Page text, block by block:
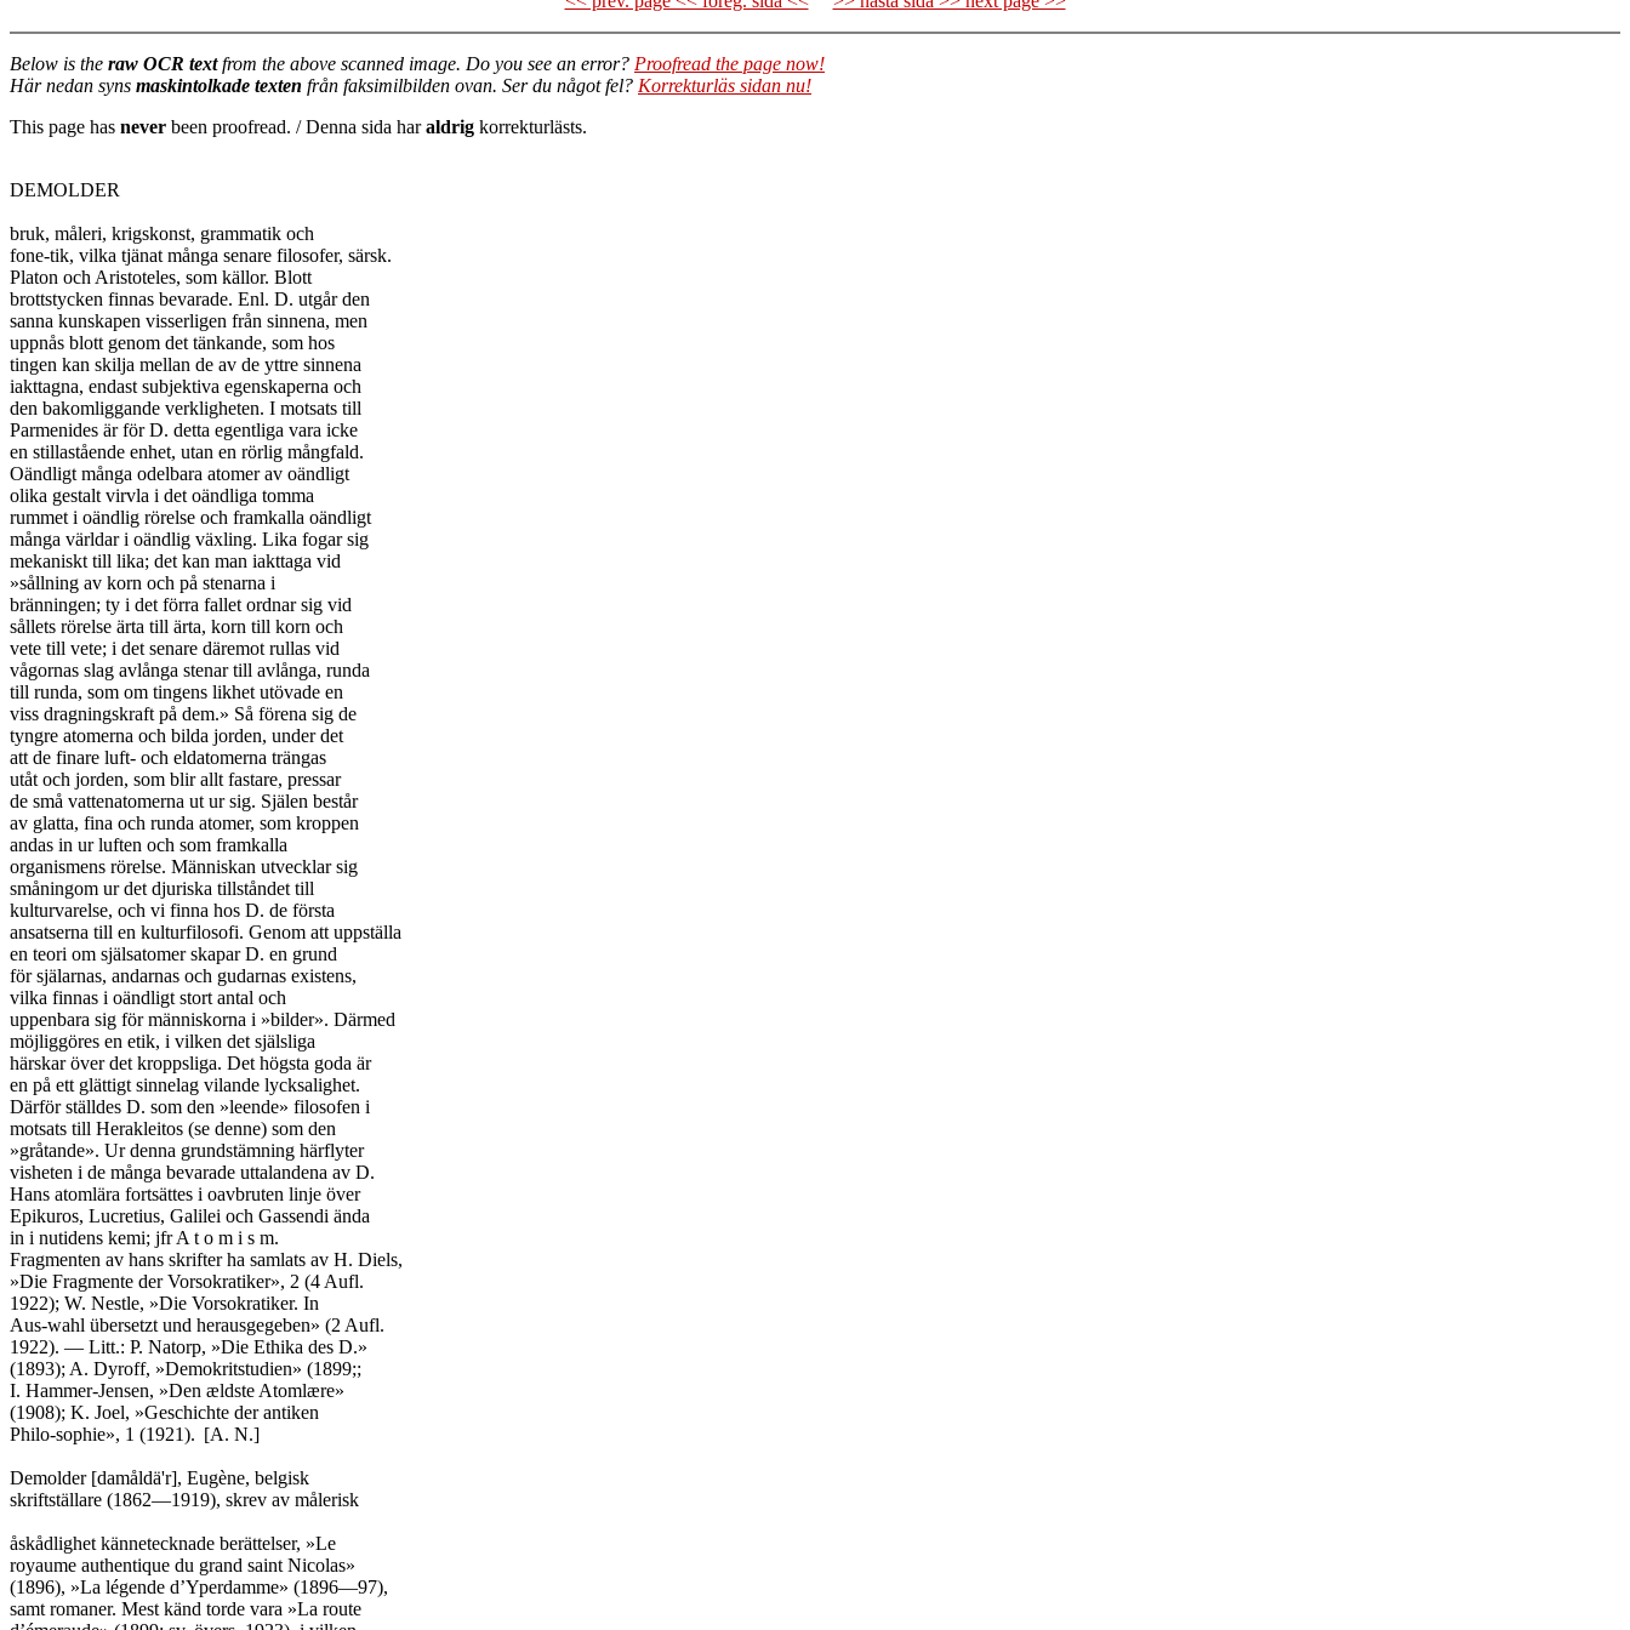
Below is the raw OCR textfrom the above scanned image. Do you see an error? Proofread the page now!
Här nedan syns maskintolkade texten från faksimilbilden ovan. Ser du något fel? Korrekturläs sidan nu!
This page has never been proofread. / Denna sida haraldrig korrekturlästs.
DEMOLDER
bruk, måleri, krigskonst, grammatik och
fone-tik, vilka tjänat många senare filosofer, särsk.
Platon och Aristoteles, som källor. Blott
brottstycken finnas bevarade. Enl. D. utgår den
sanna kunskapen visserligen från sinnena, men
uppnås blott genom det tänkande, som hos
tingen kan skilja mellan de av de yttre sinnena
iakttagna, endast subjektiva egenskaperna och
den bakomliggande verkligheten. I motsats till
Parmenides är för D. detta egentliga vara icke
en stillastående enhet, utan en rörlig mångfald.
Oändligt många odelbara atomer av oändligt
olika gestalt virvla i det oändliga tomma
rummet i oändlig rörelse och framkalla oändligt
många världar i oändlig växling. Lika fogar sig
mekaniskt till lika; det kan man iakttaga vid
»sållning av korn och på stenarna i
bränningen; ty i det förra fallet ordnar sig vid
sållets rörelse ärta till ärta, korn till korn och
vete till vete; i det senare däremot rullas vid
vågornas slag avlånga stenar till avlånga, runda
till runda, som om tingens likhet utövade en
viss dragningskraft på dem.» Så förena sig de
tyngre atomerna och bilda jorden, under det
att de finare luft- och eldatomerna trängas
utåt och jorden, som blir allt fastare, pressar
de små vattenatomerna ut ur sig. Själen består
av glatta, fina och runda atomer, som kroppen
andas in ur luften och som framkalla
organismens rörelse. Människan utvecklar sig
småningom ur det djuriska tillståndet till
kulturvarelse, och vi finna hos D. de första
ansatserna till en kulturfilosofi. Genom att uppställa
en teori om själsatomer skapar D. en grund
för själarnas, andarnas och gudarnas existens,
vilka finnas i oändligt stort antal och
uppenbara sig för människorna i »bilder». Därmed
möjliggöres en etik, i vilken det själsliga
härskar över det kroppsliga. Det högsta goda är
en på ett glättigt sinnelag vilande lycksalighet.
Därför ställdes D. som den »leende» filosofen i
motsats till Herakleitos (se denne) som den
»gråtande». Ur denna grundstämning härflyter
visheten i de många bevarade uttalandena av D.
Hans atomlära fortsättes i oavbruten linje över
Epikuros, Lucretius, Galilei och Gassendi ända
in i nutidens kemi; jfr A t o m i s m.
Fragmenten av hans skrifter ha samlats av H. Diels,
»Die Fragmente der Vorsokratiker», 2 (4 Aufl.
1922); W. Nestle, »Die Vorsokratiker. In
Aus-wahl übersetzt und herausgegeben» (2 Aufl.
1922). — Litt.: P. Natorp, »Die Ethika des D.»
(1893); A. Dyroff, »Demokritstudien» (1899;;
I. Hammer-Jensen, »Den ældste Atomlære»
(1908); K. Joel, »Geschichte der antiken
Philo-sophie», 1 (1921).	[A. N.]
Demolder [damåldä'r], Eugène, belgisk
skriftställare (1862—1919), skrev av målerisk
åskådlighet kännetecknade berättelser, »Le
royaume authentique du grand saint Nicolas»
(1896), »La légende d’Yperdamme» (1896—97),
samt romaner. Mest känd torde vara »La route